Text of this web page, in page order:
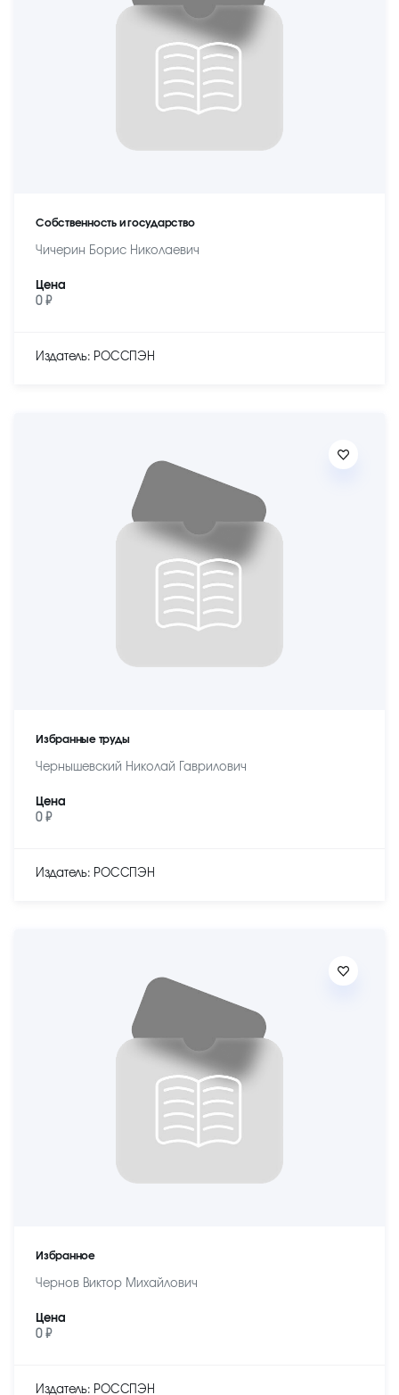
Собственность и государство
Чичерин Борис Николаевич
Цена
0 ₽
Издатель: РОССПЭН
Избранные труды
Чернышевский Николай Гаврилович
Цена
0 ₽
Издатель: РОССПЭН
Избранное
Чернов Виктор Михайлович
Цена
0 ₽
Издатель: РОССПЭН